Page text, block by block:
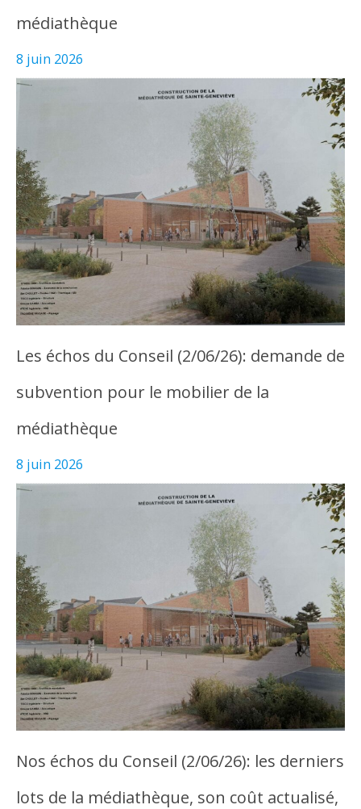
médiathèque
8 juin 2026
Les échos du Conseil (2/06/26): demande de
subvention pour le mobilier de la
médiathèque
8 juin 2026
Nos échos du Conseil (2/06/26): les derniers
lots de la médiathèque, son coût actualisé,